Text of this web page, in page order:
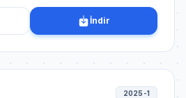
İndir
2025-1